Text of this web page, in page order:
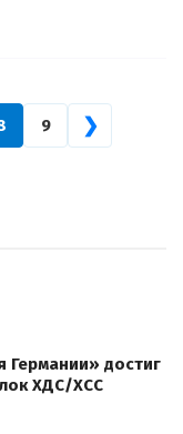
9 ❯
Германии» достиг
ХДС/ХСС